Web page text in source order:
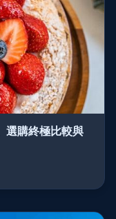
選購終極比較與